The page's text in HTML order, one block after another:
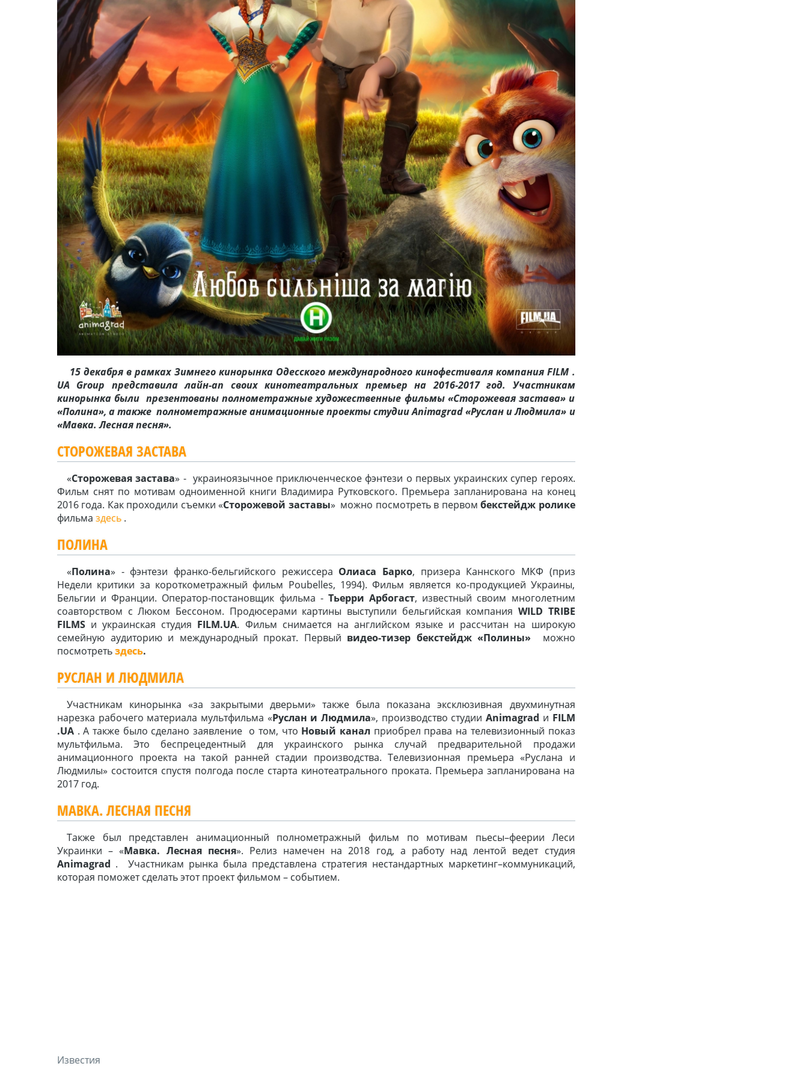
15 декабря в рамках Зимнего кинорынка Одесского международного кинофестиваля компанияFILM .
UA Group представила лайн-ап своих кинотеатральных премьер на 2016-2017 год. Участникам
кинорынка были презентованы полнометражные художественные фильмы «Сторожевая застава» и
«Полина», а также полнометражные анимационные проекты студииAnimagrad«Руслан и Людмила» и
«Мавка. Лесная песня».
СТОРОЖЕВАЯ ЗАСТАВА
«Сторожевая застава» - украиноязычное приключенческое фэнтези о первых украинских супер героях.
Фильм снят по мотивам одноименной книги Владимира Рутковского. Премьера запланирована на конец
2016 года. Как проходили съемки «Сторожевой заставы» можно посмотреть в первомбекстейдж ролике
фильма здесь .
ПОЛИНА
«Полина» - фэнтези франко-бельгийского режиссера Олиаса Барко, призера Каннского МКФ (приз
Недели критики за короткометражный фильм Poubelles, 1994). Фильм является ко-продукцией Украины,
Бельгии и Франции. Оператор-постановщик фильма - Тьерри Арбогаст, известный своим многолетним
соавторством с Люком Бессоном. Продюсерами картины выступили бельгийская компания WILD TRIBE
FILMS и украинская студия FILM.UA. Фильм снимается на английском языке и рассчитан на широкую
семейную аудиторию и международный прокат. Первый видео-тизер бекстейдж «Полины» можно
посмотретьздесь.
РУСЛАН И ЛЮДМИЛА
Участникам кинорынка «за закрытыми дверьми» также была показана эксклюзивная двухминутная
нарезка рабочего материала мультфильма «Руслан и Людмила», производство студииAnimagrad и FILM
.UA . А также было сделано заявление о том, что Новый канал приобрел права на телевизионный показ
мультфильма. Это беспрецедентный для украинского рынка случай предварительной продажи
анимационного проекта на такой ранней стадии производства. Телевизионная премьера «Руслана и
Людмилы» состоится спустя полгода после старта кинотеатрального проката. Премьера запланирована на
2017 год.
МАВКА. ЛЕСНАЯ ПЕСНЯ
Также был представлен анимационный полнометражный фильм по мотивам пьесы–феерии Леси
Украинки – «Мавка. Лесная песня». Релиз намечен на 2018 год, а работу над лентой ведет студия
Animagrad . Участникам рынка была представлена стратегия нестандартных маркетинг–коммуникаций,
которая поможет сделать этот проект фильмом – событием.
Известия